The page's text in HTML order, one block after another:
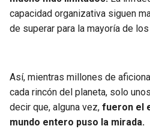
capacidad organizativa siguen
de superar para la mayoría de
Así, mientras millones de
cada rincón del planeta, solo
decir que, alguna vez, fueron el
mundo entero puso la mirada.